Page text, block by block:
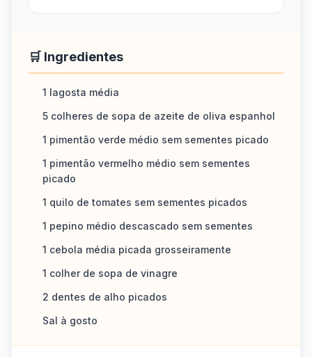
🛒 Ingredientes
1 lagosta média
5 colheres de sopa de azeite de oliva espanhol
1 pimentão verde médio sem sementes picado
1 pimentão vermelho médio sem sementes
picado
1 quilo de tomates sem sementes picados
1 pepino médio descascado sem sementes
1 cebola média picada grosseiramente
1 colher de sopa de vinagre
2 dentes de alho picados
Sal à gosto